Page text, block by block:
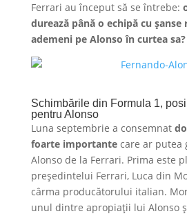
Ferrari au început să se întrebe:
durează până o echipă cu
ademeni pe Alonso în curtea sa?
Schimbările din Formula 1,
pentru Alonso
Luna septembrie a consemnat
foarte importantecare ar putea
Alonso de la Ferrari. Prima este
preşedintelui Ferrari, Luca din
cârma producătorului italian.
unul dintre apropiaţii lui Alonso